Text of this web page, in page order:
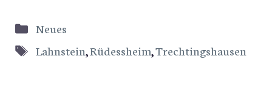
Kategorien
Neues
Schlagwörter
Lahnstein,Rüdessheim,Trechtingshausen